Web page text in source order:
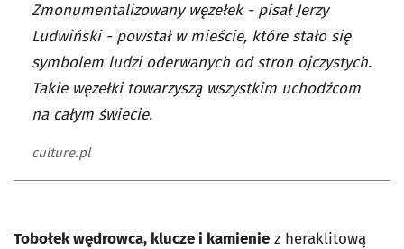
Zmonumentalizowany węzełek - pisał Jerzy
Ludwiński - powstał w mieście, które stało się
symbolem ludzi oderwanych od stron ojczystych.
Takie węzełki towarzyszą wszystkim uchodźcom
na całym świecie.
culture.pl
Tobołek wędrowca, klucze i kamienie z heraklitową